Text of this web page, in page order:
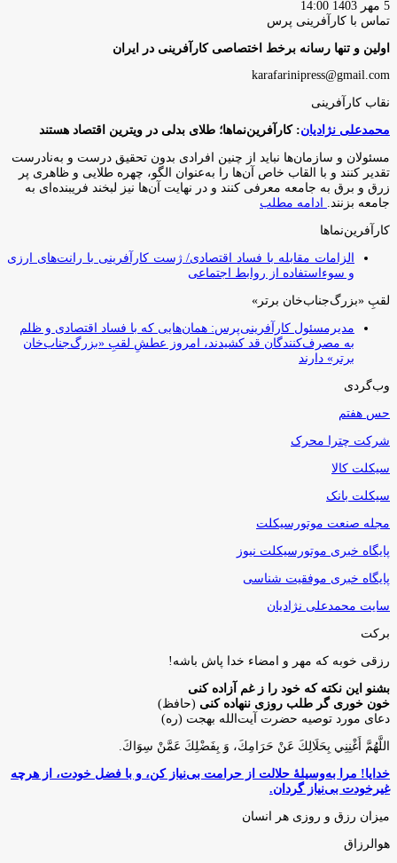
5 مهر 1403 14:00
تماس با کارآفرینی پرس
اولین و تنها رسانه برخط اختصاصی کارآفرینی در ایران
karafarinipress@gmail.com
نقاب کارآفرینی
محمدعلی نژادیان: کارآفرین‌نماها؛ طلای بدلی در ویترین اقتصاد هستند
مسئولان و سازمان‌ها نباید از چنین افرادی بدون تحقیق درست و به‌نادرست
تقدیر کنند و با القاب خاص آ‌ن‌ها را به‌عنوان الگو، چهره طلایی و ظاهری پر
زرق و برق به جامعه معرفی کنند و در نهایت آن‌ها نیز لبخند فریبنده‌ای به
جامعه بزنند.
ادامه مطلب
کارآفرین‌نماها
الزامات مقابله با فساد اقتصادی/ ژست کارآفرینی با رانت‌های ارزی
و سوءاستفاده از روابط اجتماعی
لقبِ «بزرگ‌جناب‌خان برتر»
مدیرمسئول کارآفرینی‌پرس: همان‌هایی که با فساد اقتصادی و ظلم
به مصرف‌کنندگان قد کشیدند، امروز عطشِ لقبِ «بزرگ‌جناب‌خان
برتر» دارند
وب‌گردی
حس هفتم
شرکت چترا محرک
سیکلت کالا
سیکلت بانک
مجله صنعت موتورسیکلت
پایگاه خبری موتورسیکلت نیوز
پایگاه خبری موفقیت شناسی
سایت محمدعلی نژادیان
برکت
رزقی خوبه كه مهر و امضاء خدا پاش باشه!
بشنو این نکته که خود را ز غم آزاده کنی
خون خوری گر طلب روزی ننهاده کنی (حافظ)
دعای مورد توصیه حضرت آیت‌الله بهجت (ره)
اللَّهُمَّ أَغْنِنِي بِحَلَالِكَ عَنْ حَرَامِكَ، وَ بِفَضْلِكَ عَمَّنْ سِوَاكَ‏.
خدایا! مرا به‌وسیلۀ حلالت از حرامت بی‌نیاز کن، و با فضل خودت، از هرچه
غیرخودت بی‌نیاز گردان.
میزان رزق و روزی هر انسان
هوالرزاق